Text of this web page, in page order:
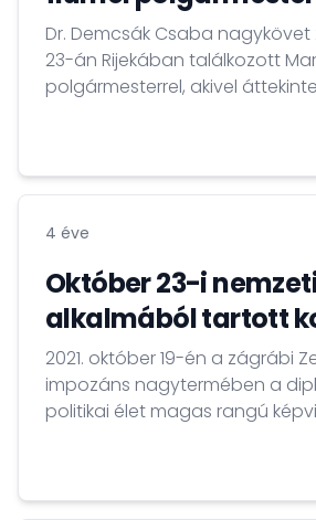
Dr. Demcsák Csaba nagykövet
23-án Rijekában találkozott Marko Filipović
polgármesterrel, akivel
4 éve
Október 23-i
alkalmából tartott
2021. október 19-én a zágrábi
impozáns nagytermében a
politikai élet magas rangú
es elnökségünk tiszteletére